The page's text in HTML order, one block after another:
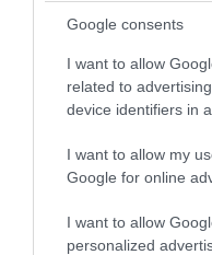
Google consents
I want to allow
related to
device identifiers in
I want to allow my
Google for online
I want to allow
personalized
05.08.2026 | 15:02